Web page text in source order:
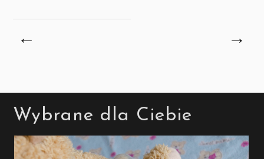
← →
Wybrane dla Ciebie